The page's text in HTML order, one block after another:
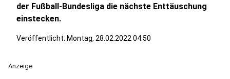
der Fußball-Bundesliga die nächste Enttäuschung
einstecken.
Veröffentlicht: Montag, 28.02.2022 04:50
Anzeige